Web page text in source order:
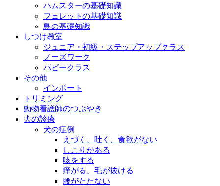
ハムスターの基礎知識
フェレットの基礎知識
鳥の基礎知識
しつけ教室
ジュニア・初級・ステップアップクラス
ノーズワーク
パピークラス
その他
インポート
トリミング
動物看護師のつぶやき
犬の診療
犬の症例
えづく、吐く、食欲がない
しこりがある
咳をする
痒がる、毛が抜ける
腰がたたない